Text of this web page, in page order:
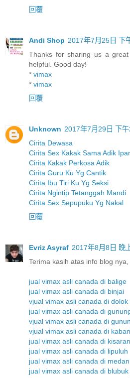
回覆
Andi Shop 2017年7月25日 下
Thanks for sharing us a
helpful. Good day!
* vimax
* vimax
回覆
Unknown 2017年7月29日 下
Cirita Dewasa
Cirita Sex Kakak Sama Adik Ipar
Cirita Kakak Perkosa Adik
Cirita Guru Ku Yg Cantik
Cirita Ibu Tiri Ku Yg Seksi
Cirita Ngintip Tetanggah Mandi
Cirita Sex Sepupuku Yg Nakal
回覆
Evriz Asyraf 2017年8月8日 晚
Terima kasih atas info blog
jual vimax asli canada di balige
jual vimax asli canada di binjai
vjual vimax asli canada di dolok
jual vimax asli canada di
vjual vimax asli canada di
vjual vimax asli canada di
jual vimax asli canada di kisaran
jual vimax asli canada di lipuluh
jual vimax asli canada di medan
jual vimax asli canada di